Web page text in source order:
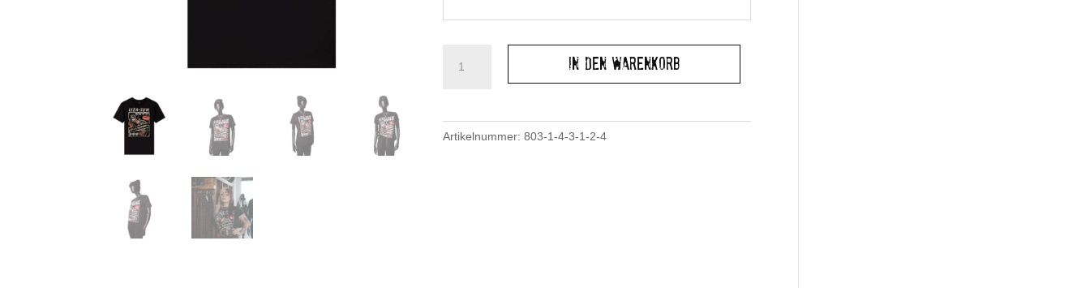
Scissors
Unisex
In den Warenkorb
Artikelnummer:803-1-4-3-1-2-4